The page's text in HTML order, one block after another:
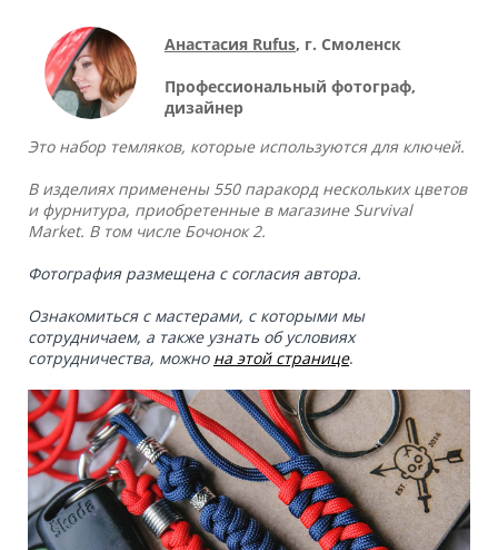
Анастасия Rufus, г. Смоленск
Профессиональный фотограф,
дизайнер
Это набор темляков, которые используются для ключей.
В изделиях применены 550 паракорд нескольких цветов
и фурнитура, приобретенные в магазине Survival
Market. В том числе Бочонок 2.
Фотография размещена с согласия автора.
Ознакомиться с мастерами, с которыми мы
сотрудничаем, а также узнать об условиях
сотрудничества, можно на этой странице.